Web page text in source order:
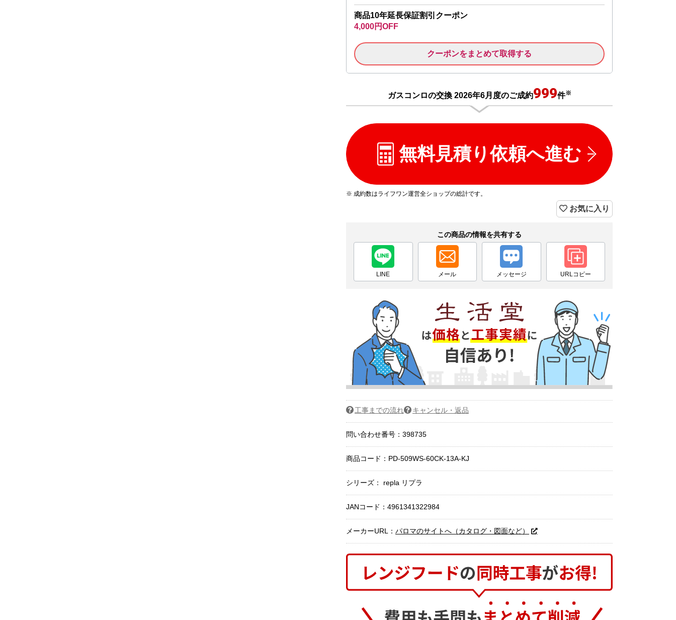
商品10年延長保証割引クーポン
4,000円OFF
クーポンをまとめて取得する
ガスコンロの交換 2026年6月度のご成約999件※
無料見積り依頼へ進む
※ 成約数はライフワン運営全ショップの総計です。
お気に入り
この商品の情報を共有する
LINE メール メッセージ URLコピー
工事までの流れ キャンセル・返品
問い合わせ番号：398735
商品コード： PD-509WS-60CK-13A-KJ
シリーズ： repla リプラ
JANコード：4961341322984
メーカーURL： パロマのサイトへ（カタログ・図面など）